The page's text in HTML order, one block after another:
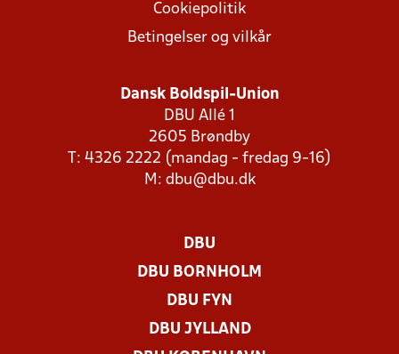
Cookiepolitik
Betingelser og vilkår
Dansk Boldspil-Union
DBU Allé 1
2605 Brøndby
T: 4326 2222 (mandag - fredag 9-16)
M: dbu@dbu.dk
DBU
DBU BORNHOLM
DBU FYN
DBU JYLLAND